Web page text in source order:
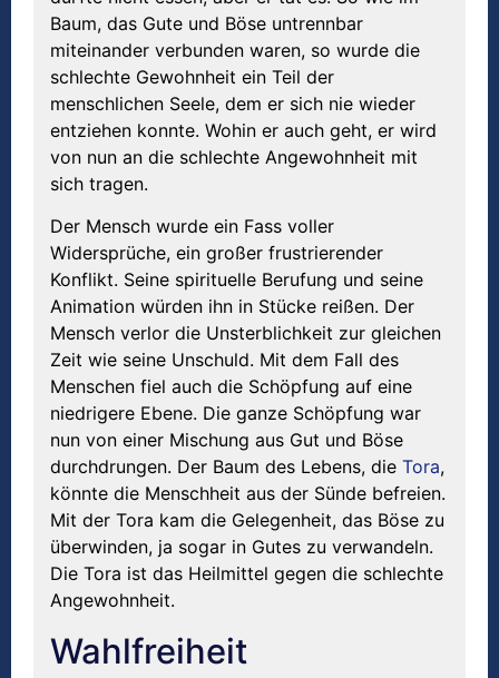
Baum, das Gute und Böse untrennbar
miteinander verbunden waren, so wurde die
schlechte Gewohnheit ein Teil der
menschlichen Seele, dem er sich nie wieder
entziehen konnte. Wohin er auch geht, er wird
von nun an die schlechte Angewohnheit mit
sich tragen.
Der Mensch wurde ein Fass voller
Widersprüche, ein großer frustrierender
Konflikt. Seine spirituelle Berufung und seine
Animation würden ihn in Stücke reißen. Der
Mensch verlor die Unsterblichkeit zur gleichen
Zeit wie seine Unschuld. Mit dem Fall des
Menschen fiel auch die Schöpfung auf eine
niedrigere Ebene. Die ganze Schöpfung war
nun von einer Mischung aus Gut und Böse
durchdrungen. Der Baum des Lebens, die Tora,
könnte die Menschheit aus der Sünde befreien.
Mit der Tora kam die Gelegenheit, das Böse zu
überwinden, ja sogar in Gutes zu verwandeln.
Die Tora ist das Heilmittel gegen die schlechte
Angewohnheit.
Wahlfreiheit